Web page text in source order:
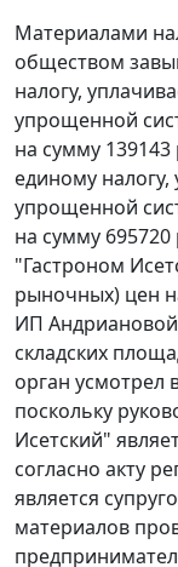
Материалами
обществом
налогу,
упрощенной
на сумму
единому
упрощенной
на сумму
"Гастроном
рыночных) цен
ИП Андриановой
складских
орган усмотрел
поскольку
Исетский"
согласно акту
является
материалов